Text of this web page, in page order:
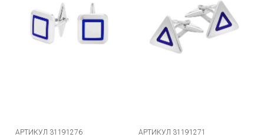
АРТИКУЛ 31191276 АРТИКУЛ 31191271